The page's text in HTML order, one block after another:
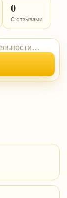
С отзывами
0